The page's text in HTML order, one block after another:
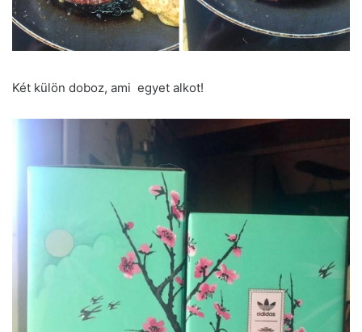
Két külön doboz, ami egyet alkot!